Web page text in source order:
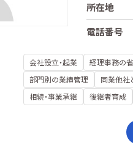
所在地
電話番号
会社設立・起業 経理事務の
部門別の業績管理
同業他社
相続・事業承継
後継者育成